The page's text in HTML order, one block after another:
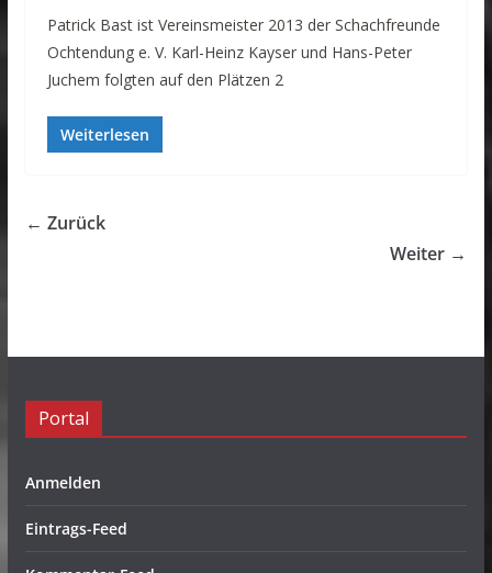
Patrick Bast ist Vereinsmeister 2013 der Schachfreunde
Ochtendung e. V. Karl-Heinz Kayser und Hans-Peter
Juchem folgten auf den Plätzen 2
Weiterlesen
← Zurück
Weiter →
Portal
Anmelden
Eintrags-Feed